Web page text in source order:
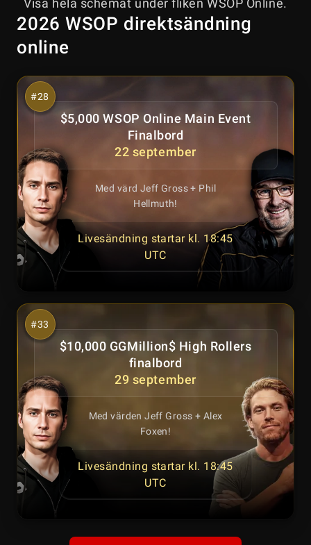
Visa hela schemat under fliken WSOP Online.
2026 WSOP direktsändning
online
$5,000 WSOP Online Main Event
Finalbord
22 september
Med värd Jeff Gross + Phil
Hellmuth!
Livesändning startar kl. 18:45
UTC
$10,000 GGMillion$ High Rollers
finalbord
29 september
Med värden Jeff Gross + Alex
Foxen!
Livesändning startar kl. 18:45
UTC